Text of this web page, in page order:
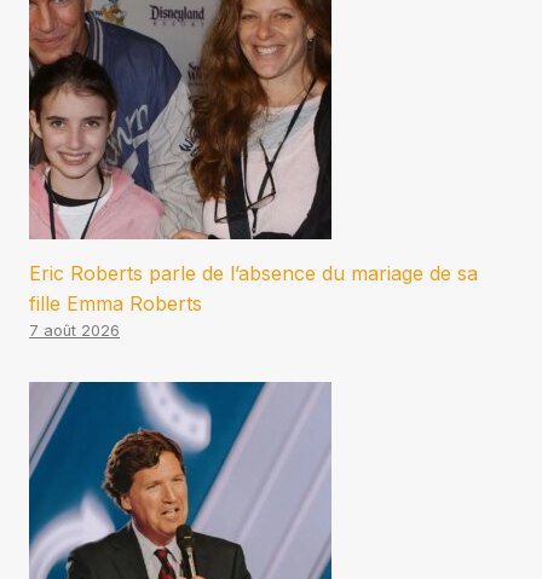
Eric Roberts parle de l’absence du mariage de sa
fille Emma Roberts
7 août 2026